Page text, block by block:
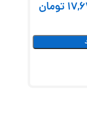
تومان